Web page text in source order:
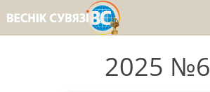
2025 №6